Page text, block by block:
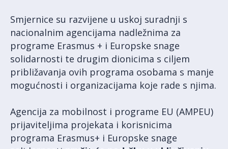
Smjernice su razvijene u uskoj suradnji s
nacionalnim agencijama nadležnima za
programe Erasmus + i Europske snage
solidarnosti te drugim dionicima s ciljem
približavanja ovih programa osobama s manje
mogućnosti i organizacijama koje rade s njima.
Agencija za mobilnost i programe EU (AMPEU)
prijaviteljima projekata i korisnicima
programa Erasmus+ i Europske snage